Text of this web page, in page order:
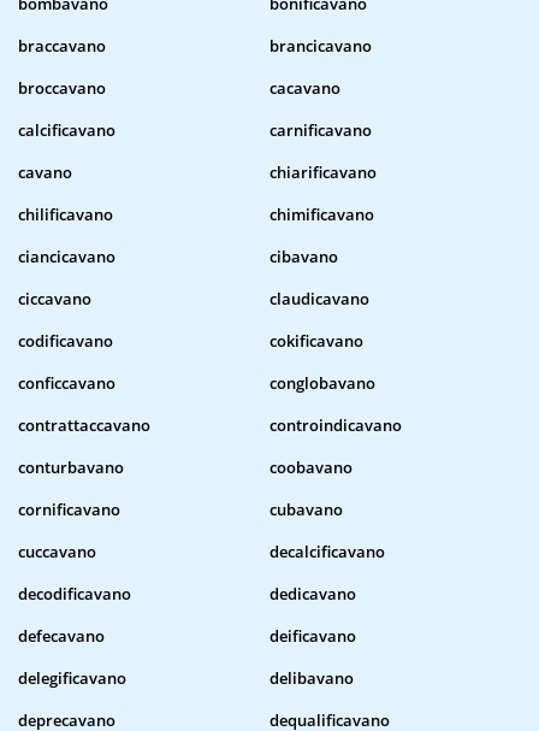
braccavano
brancicavano
broccavano
cacavano
calcificavano
carnificavano
cavano
chiarificavano
chilificavano
chimificavano
ciancicavano
cibavano
ciccavano
claudicavano
codificavano
cokificavano
conficcavano
conglobavano
contrattaccavano
controindicavano
conturbavano
coobavano
cornificavano
cubavano
cuccavano
decalcificavano
decodificavano
dedicavano
defecavano
deificavano
delegificavano
delibavano
deprecavano
dequalificavano